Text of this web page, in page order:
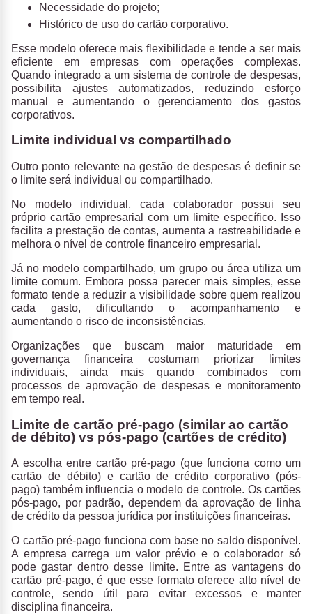
Necessidade do projeto;
Histórico de uso do cartão corporativo.
Esse modelo oferece mais flexibilidade e tende a ser mais
eficiente em empresas com operações complexas.
Quando integrado a um sistema de controle de despesas,
possibilita ajustes automatizados, reduzindo esforço
manual e aumentando o gerenciamento dos gastos
corporativos.
Limite individual vs compartilhado
Outro ponto relevante na gestão de despesas é definir se
o limite será individual ou compartilhado.
No modelo individual, cada colaborador possui seu
próprio cartão empresarial com um limite específico. Isso
facilita a prestação de contas, aumenta a rastreabilidade e
melhora o nível de controle financeiro empresarial.
Já no modelo compartilhado, um grupo ou área utiliza um
limite comum. Embora possa parecer mais simples, esse
formato tende a reduzir a visibilidade sobre quem realizou
cada gasto, dificultando o acompanhamento e
aumentando o risco de inconsistências.
Organizações que buscam maior maturidade em
governança financeira costumam priorizar limites
individuais, ainda mais quando combinados com
processos de aprovação de despesas e monitoramento
em tempo real.
Limite de cartão pré-pago (similar ao cartão
de débito) vs pós-pago (cartões de crédito)
A escolha entre cartão pré-pago (que funciona como um
cartão de débito) e cartão de crédito corporativo (pós-
pago) também influencia o modelo de controle. Oscartões
pós-pago, por padrão, dependem da aprovação de linha
de crédito da pessoa jurídica por instituições financeiras.
O cartão pré-pago funciona com base no saldo disponível.
A empresa carrega um valor prévio e o colaborador só
pode gastar dentro desse limite. Entre as vantagens do
cartão pré-pago, é que esse formato oferece alto nível de
controle, sendo útil para evitar excessos e manter
disciplina financeira.